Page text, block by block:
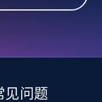
URL
见问题